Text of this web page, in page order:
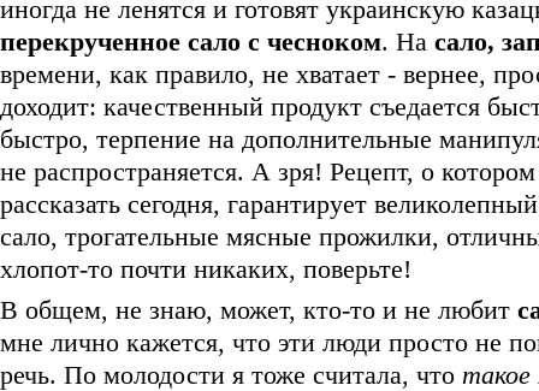
иногда не ленятся и готовят украинскую
перекрученное сало с чесноком. На сало,
времени, как правило, не хватает - вернее,
доходит: качественный продукт съедается
быстро, терпение на дополнительные
не распространяется. А зря! Рецепт, о
рассказать сегодня, гарантирует
сало, трогательные мясные прожилки,
хлопот-то почти никаких, поверьте!
В общем, не знаю, может, кто-то и не любит
мне лично кажется, что эти люди просто не
речь. По молодости я тоже считала, что такое